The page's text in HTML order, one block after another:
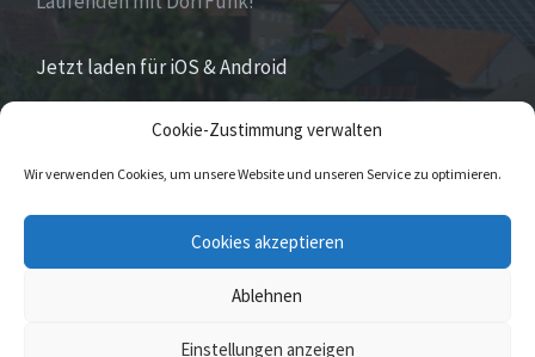
Cookie-Zustimmung verwalten
Wir verwenden Cookies, um unsere Website und unseren Service zu optimieren.
Cookies akzeptieren
Ablehnen
Einstellungen anzeigen
Jetzt laden für iOS & Android
Eversenist Stadtteil der Stadt Nieheim im Kreis
Höxter im östlichen Nordrhein-Westfalen.